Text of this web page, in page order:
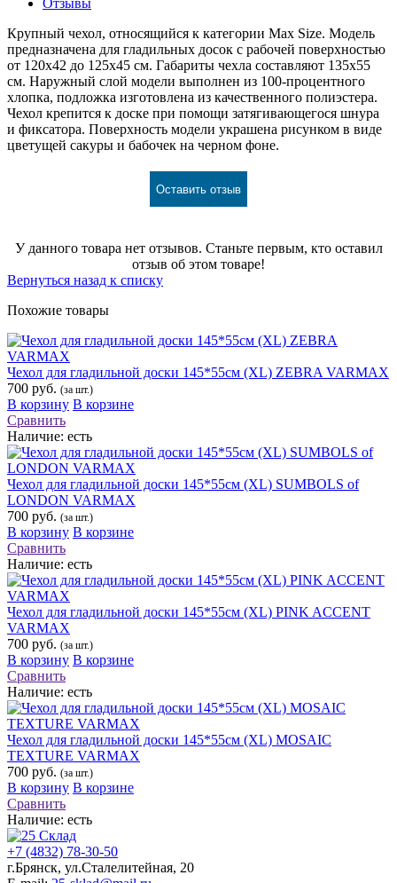
Отзывы
Крупный чехол, относящийся к категории Max Size. Модель
предназначена для гладильных досок с рабочей поверхностью
от 120х42 до 125х45 см. Габариты чехла составляют 135х55
см. Наружный слой модели выполнен из 100-процентного
хлопка, подложка изготовлена из качественного полиэстера.
Чехол крепится к доске при помощи затягивающегося шнура
и фиксатора. Поверхность модели украшена рисунком в виде
цветущей сакуры и бабочек на черном фоне.
Оставить отзыв
У данного товара нет отзывов. Станьте первым, кто оставил
отзыв об этом товаре!
Вернуться назад к списку
Похожие товары
Чехол для гладильной доски 145*55см (XL) ZEBRA VARMAX
700 руб. (за шт.)
В корзину В корзине
Сравнить
Наличие: есть
Чехол для гладильной доски 145*55см (XL) SUMBOLS of
LONDON VARMAX
700 руб. (за шт.)
В корзину В корзине
Сравнить
Наличие: есть
Чехол для гладильной доски 145*55см (XL) PINK ACCENT
VARMAX
700 руб. (за шт.)
В корзину В корзине
Сравнить
Наличие: есть
Чехол для гладильной доски 145*55см (XL) MOSAIC
TEXTURE VARMAX
700 руб. (за шт.)
В корзину В корзине
Сравнить
Наличие: есть
+7 (4832) 78-30-50
г.Брянск, ул.Сталелитейная, 20